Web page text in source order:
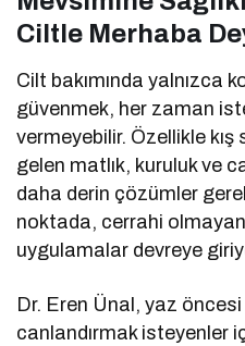
Ciltle Merhaba
Cilt bakımında yalnızca
güvenmek, her zaman
vermeyebilir. Özellikle
gelen matlık, kuruluk ve
daha derin çözümler
noktada, cerrahi
uygulamalar devreye
Dr. Eren Ünal, yaz
canlandırmak isteyenler